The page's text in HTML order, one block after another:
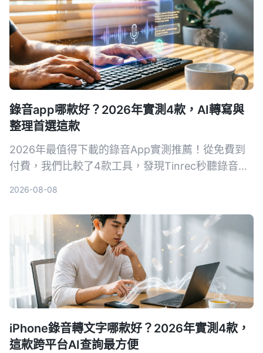
錄音app哪款好？2026年實測4款，AI轉寫與
整理首選這款
2026年最值得下載的錄音App實測推薦！從免費到
付費，我們比較了4款工具，發現Tinrec秒聽錄音的
2026-08-08
iPhone錄音轉文字哪款好？2026年實測4款，
這款跨平台AI查詢最方便